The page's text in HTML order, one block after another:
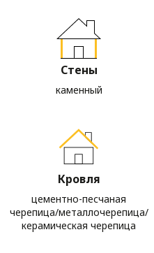
Стены
каменный
Кровля
цементно-песчаная
черепица/металлочерепица/
керамическая черепица